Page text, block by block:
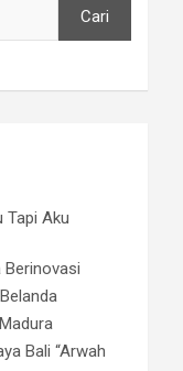
Cari
Tapi Aku
Berinovasi
Bali “Arwah